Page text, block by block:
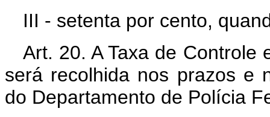
III - setenta por cento,
Art. 20. A Taxa de Controle
será recolhida nos prazos e
do Departamento de Polícia